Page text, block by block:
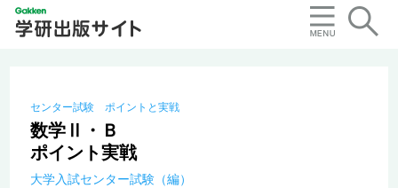
センター試験 ポイントと実戦
数学Ⅱ・Ｂ
ポイント実戦
大学入試センター試験（編）